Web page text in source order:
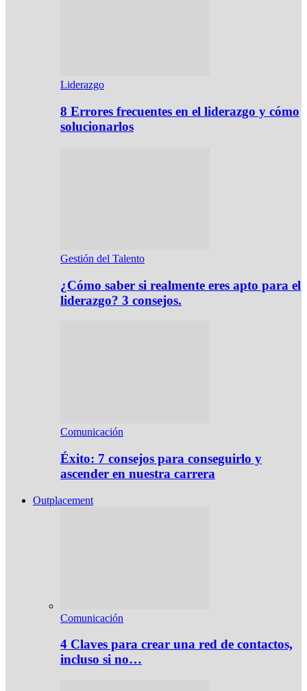
Liderazgo
8 Errores frecuentes en el liderazgo y cómo
solucionarlos
Gestión del Talento
¿Cómo saber si realmente eres apto para el
liderazgo? 3 consejos.
Comunicación
Éxito: 7 consejos para conseguirlo y
ascender en nuestra carrera
Outplacement
Comunicación
4 Claves para crear una red de contactos,
incluso si no…